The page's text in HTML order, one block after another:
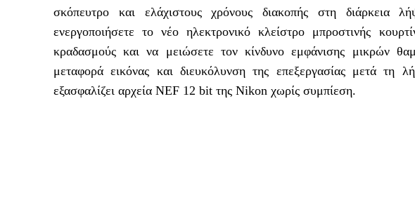
σκόπευτρο και ελάχιστους χρόνους διακοπής στη διάρκεια
ενεργοποιήσετε το νέο ηλεκτρονικό κλείστρο μπροστινής
κραδασμούς και να μειώσετε τον κίνδυνο εμφάνισης μικρών
μεταφορά εικόνας και διευκόλυνση της επεξεργασίας μετά
εξασφαλίζει αρχεία NEF 12 bit της Nikon χωρίς συμπίεση.